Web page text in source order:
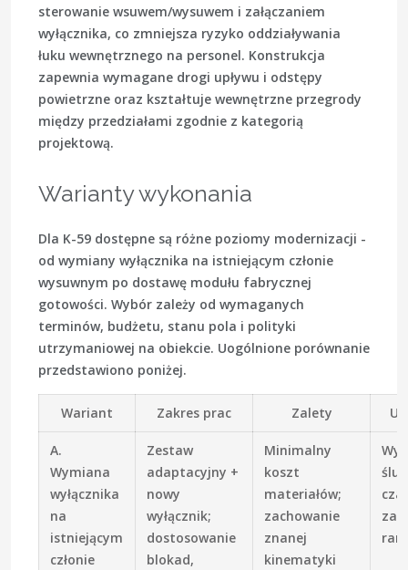
sterowanie wsuwem/wysuwem i załączaniem
wyłącznika, co zmniejsza ryzyko oddziaływania
łuku wewnętrznego na personel. Konstrukcja
zapewnia wymagane drogi upływu i odstępy
powietrzne oraz kształtuje wewnętrzne przegrody
między przedziałami zgodnie z kategorią
projektową.
Warianty wykonania
Dla K-59 dostępne są różne poziomy modernizacji -
od wymiany wyłącznika na istniejącym członie
wysuwnym po dostawę modułu fabrycznej
gotowości. Wybór zależy od wymaganych
terminów, budżetu, stanu pola i polityki
utrzymaniowej na obiekcie. Uogólnione porównanie
przedstawiono poniżej.
Wariant Zakres prac Zalety
A.
Wymiana
wyłącznika
na
istniejącym
członie
Zestaw
adaptacyjny +
nowy
wyłącznik;
dostosowanie
blokad,
Minimalny
koszt
materiałów;
zachowanie
znanej
kinematyki